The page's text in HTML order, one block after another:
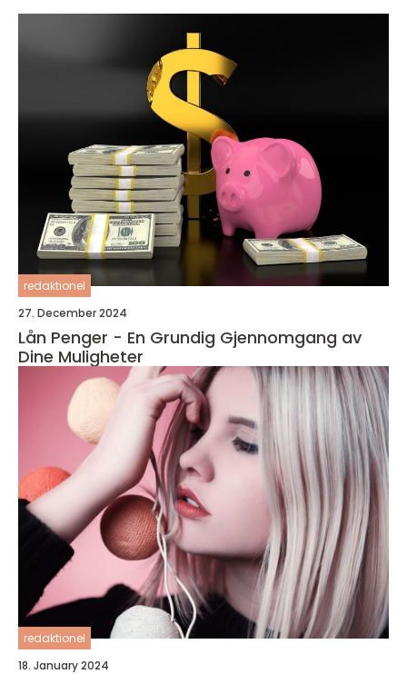
redaktionel
27. December 2024
Lån Penger - En Grundig Gjennomgang av
Dine Muligheter
redaktionel
18. January 2024